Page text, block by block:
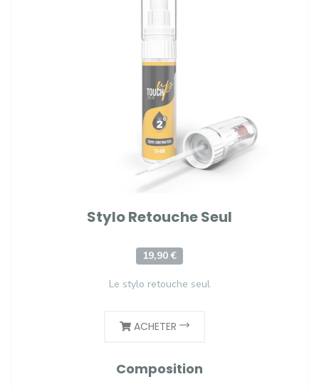
Stylo Retouche Seul
19,90 €
Le stylo retouche seul
ACHETER
Composition